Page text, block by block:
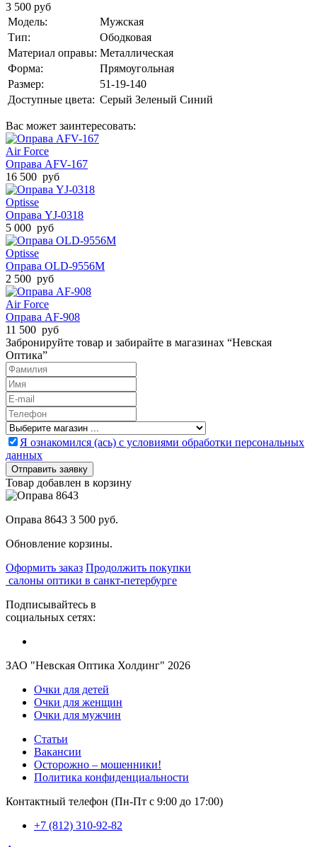
3 500 руб
Модель:
Мужская
Тип:
Ободковая
Материал оправы: Металлическая
Форма:
Прямоугольная
Размер:
51-19-140
Доступные цвета: Серый Зеленый Синий
Вас может заинтересовать:
Air Force
Оправа AFV-167
16 500 руб
Optisse
Оправа YJ-0318
5 000 руб
Optisse
Оправа OLD-9556M
2 500 руб
Air Force
Оправа AF-908
11 500 руб
Забронируйте товар и забирайте в магазинах “Невская
Оптика”
Я ознакомился (ась) с условиями обработки персональных
данных
Товар добавлен в корзину
Оправа 8643 3 500 руб.
Обновление корзины.
Оформить заказ Продолжить покупки
салоны оптики в санкт-петербурге
Подписывайтесь в
социальных сетях:
ЗАО "Невская Оптика Холдинг" 2026
Очки для детей
Очки для женщин
Очки для мужчин
Статьи
Вакансии
Осторожно – мошенники!
Политика конфиденциальности
Контактный телефон (Пн-Пт с 9:00 до 17:00)
+7 (812) 310-92-82